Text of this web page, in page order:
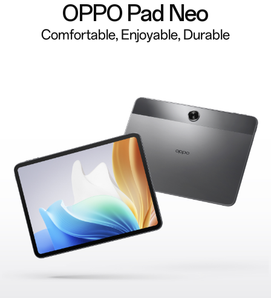
OPPO Pad Neo
Comfortable, Enjoyable, Durable